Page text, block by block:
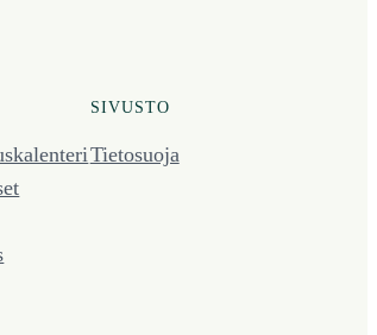
SIVUSTO
Tietosuoja